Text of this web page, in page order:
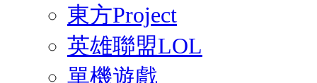
東方Project
英雄聯盟LOL
單機遊戲